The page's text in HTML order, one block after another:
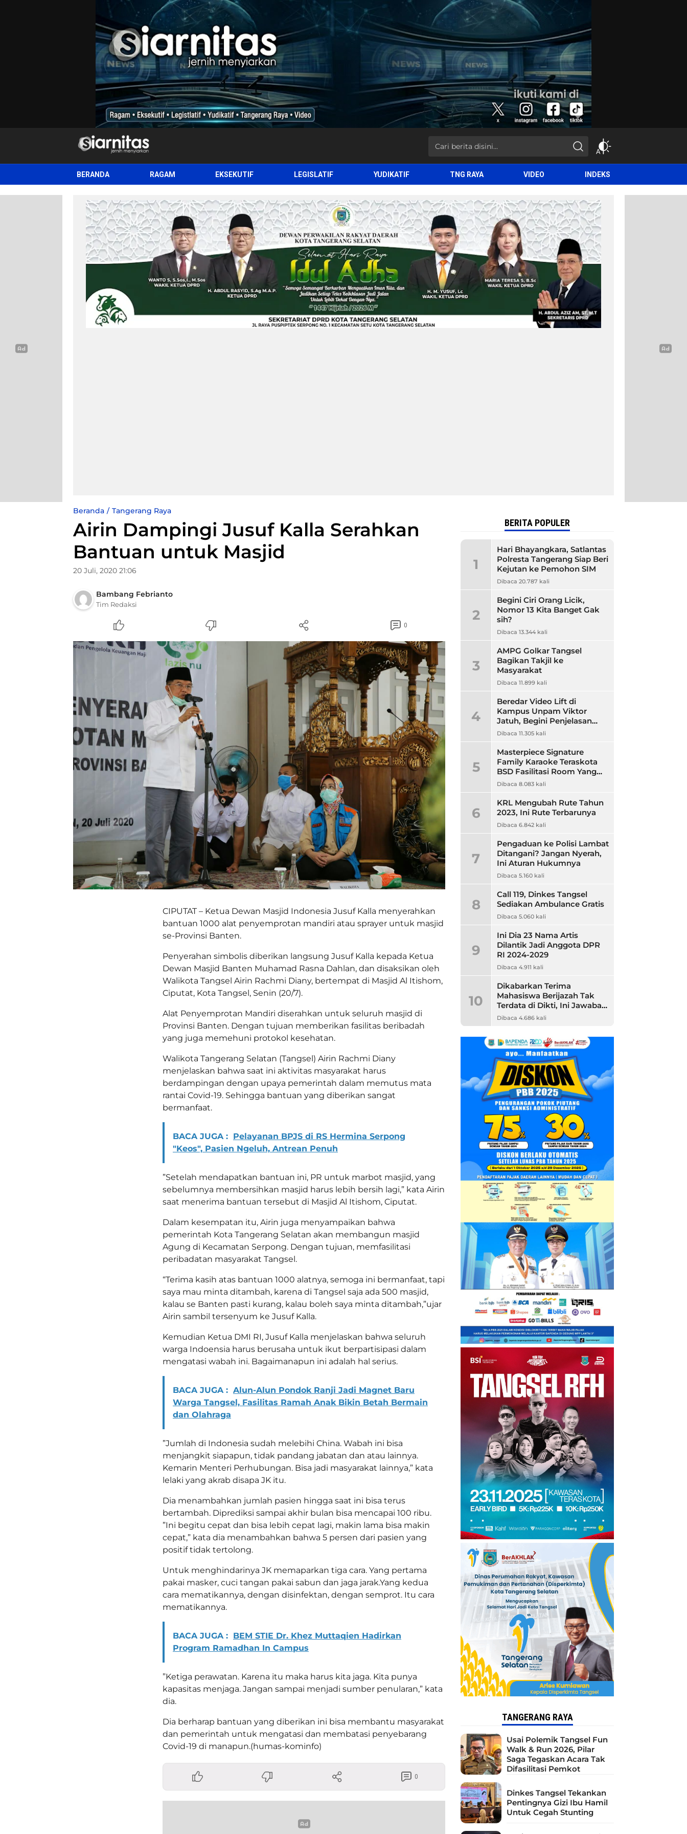
siarnitas
Jernih Menyiarkan
BERANDA RAGAM EKSEKUTIF LEGISLATIF YUDIKATIF TNG RAYA VIDEO INDEKS
Beranda Tangerang Raya
Airin Dampingi Jusuf Kalla Serahkan
Bantuan untuk Masjid
20 Juli, 2020 21:06
Bambang Febrianto
Tim Redaksi
0
CIPUTAT – Ketua Dewan Masjid Indonesia Jusuf Kalla menyerahkan
bantuan 1000 alat penyemprotan mandiri atau sprayer untuk masjid
se-Provinsi Banten.
Penyerahan simbolis diberikan langsung Jusuf Kalla kepada Ketua
Dewan Masjid Banten Muhamad Rasna Dahlan, dan disaksikan oleh
Walikota Tangsel Airin Rachmi Diany, bertempat di Masjid Al Itishom,
Ciputat, Kota Tangsel, Senin (20/7).
Alat Penyemprotan Mandiri diserahkan untuk seluruh masjid di
Provinsi Banten. Dengan tujuan memberikan fasilitas beribadah
yang juga memehuni protokol kesehatan.
Walikota Tangerang Selatan (Tangsel) Airin Rachmi Diany
menjelaskan bahwa saat ini aktivitas masyarakat harus
berdampingan dengan upaya pemerintah dalam memutus mata
rantai Covid-19. Sehingga bantuan yang diberikan sangat
bermanfaat.
BACA JUGA : Pelayanan BPJS di RS Hermina Serpong
"Keos", Pasien Ngeluh, Antrean Penuh
”Setelah mendapatkan bantuan ini, PR untuk marbot masjid, yang
sebelumnya membersihkan masjid harus lebih bersih lagi,” kata Airin
saat menerima bantuan tersebut di Masjid Al Itishom, Ciputat.
Dalam kesempatan itu, Airin juga menyampaikan bahwa
pemerintah Kota Tangerang Selatan akan membangun masjid
Agung di Kecamatan Serpong. Dengan tujuan, memfasilitasi
peribadatan masyarakat Tangsel.
“Terima kasih atas bantuan 1000 alatnya, semoga ini bermanfaat, tapi
saya mau minta ditambah, karena di Tangsel saja ada 500 masjid,
kalau se Banten pasti kurang, kalau boleh saya minta ditambah,”ujar
Airin sambil tersenyum ke Jusuf Kalla.
Kemudian Ketua DMI RI, Jusuf Kalla menjelaskan bahwa seluruh
warga Indoensia harus berusaha untuk ikut berpartisipasi dalam
mengatasi wabah ini. Bagaimanapun ini adalah hal serius.
BACA JUGA : Alun-Alun Pondok Ranji Jadi Magnet Baru
Warga Tangsel, Fasilitas Ramah Anak Bikin Betah Bermain
dan Olahraga
”Jumlah di Indonesia sudah melebihi China. Wabah ini bisa
menjangkit siapapun, tidak pandang jabatan dan atau lainnya.
Kemarin Menteri Perhubungan. Bisa jadi masyarakat lainnya,” kata
lelaki yang akrab disapa JK itu.
Dia menambahkan jumlah pasien hingga saat ini bisa terus
bertambah. Diprediksi sampai akhir bulan bisa mencapai 100 ribu.
”Ini begitu cepat dan bisa lebih cepat lagi, makin lama bisa makin
cepat,” kata dia menambahkan bahwa 5 persen dari pasien yang
positif tidak tertolong.
Untuk menghindarinya JK memaparkan tiga cara. Yang pertama
pakai masker, cuci tangan pakai sabun dan jaga jarak.Yang kedua
cara mematikannya, dengan disinfektan, dengan semprot. Itu cara
mematikannya.
BACA JUGA : BEM STIE Dr. Khez Muttaqien Hadirkan
Program Ramadhan In Campus
”Ketiga perawatan. Karena itu maka harus kita jaga. Kita punya
kapasitas menjaga. Jangan sampai menjadi sumber penularan,” kata
dia.
Dia berharap bantuan yang diberikan ini bisa membantu masyarakat
dan pemerintah untuk mengatasi dan membatasi penyebarang
Covid-19 di manapun.(humas-kominfo)
0
BERITA POPULER
1
Hari Bhayangkara, Satlantas
Polresta Tangerang Siap Beri
Kejutan ke Pemohon SIM
Dibaca 20.787 kali
2
Begini Ciri Orang Licik,
Nomor 13 Kita Banget Gak
sih?
Dibaca 13.344 kali
3
AMPG Golkar Tangsel
Bagikan Takjil ke
Masyarakat
Dibaca 11.899 kali
4
Beredar Video Lift di
Kampus Unpam Viktor
Jatuh, Begini Penjelasan
Rektor Unpam
Dibaca 11.305 kali
5
Masterpiece Signature
Family Karaoke Teraskota
BSD Fasilitasi Room Yang
Nyaman dan Harga
Dibaca 8.083 kali
6
KRL Mengubah Rute Tahun
2023, Ini Rute Terbarunya
Dibaca 6.842 kali
7
Pengaduan ke Polisi Lambat
Ditangani? Jangan Nyerah,
Ini Aturan Hukumnya
Dibaca 5.160 kali
8
Call 119, Dinkes Tangsel
Sediakan Ambulance Gratis
Dibaca 5.060 kali
9
Ini Dia 23 Nama Artis
Dilantik Jadi Anggota DPR
RI 2024-2029
Dibaca 4.911 kali
10
Dikabarkan Terima
Mahasiswa Berijazah Tak
Terdata di Dikti, Ini Jawaban
Unpam
Dibaca 4.686 kali
TANGERANG RAYA
Usai Polemik Tangsel Fun
Walk & Run 2026, Pilar
Saga Tegaskan Acara Tak
Difasilitasi Pemkot
Dinkes Tangsel Tekankan
Pentingnya Gizi Ibu Hamil
Untuk Cegah Stunting